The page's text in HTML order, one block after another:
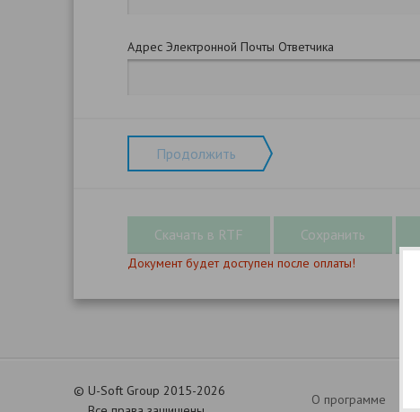
Адрес Электронной Почты Ответчика
Продолжить
Документ будет доступен после оплаты!
© U-Soft Group 2015-2026
О программе